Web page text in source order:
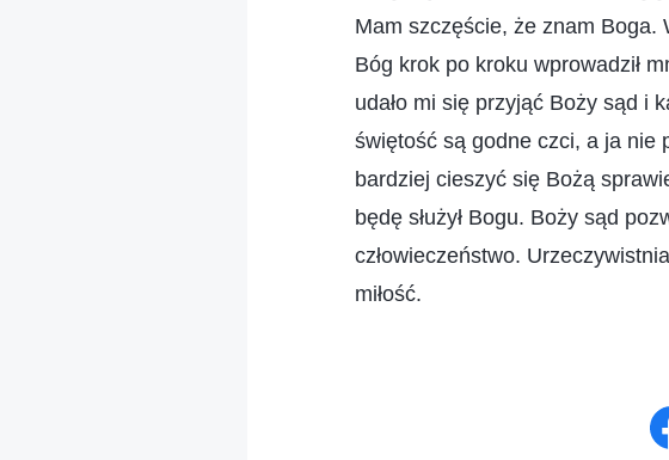
Mam szczęście, że znam Boga.
Bóg krok po kroku wprowadził
udało mi się przyjąć Boży sąd i
świętość są godne czci, a ja nie
bardziej cieszyć się Bożą
będę służył Bogu. Boży sąd
człowieczeństwo.
miłość.